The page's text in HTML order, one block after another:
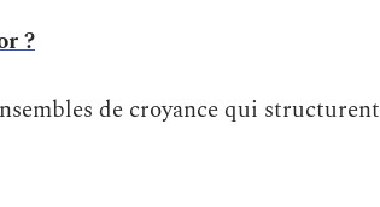
?
de croyance qui structurent